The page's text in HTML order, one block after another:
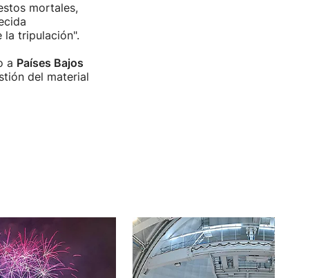
mortales,
la tripulación".
a Países Bajos
del material